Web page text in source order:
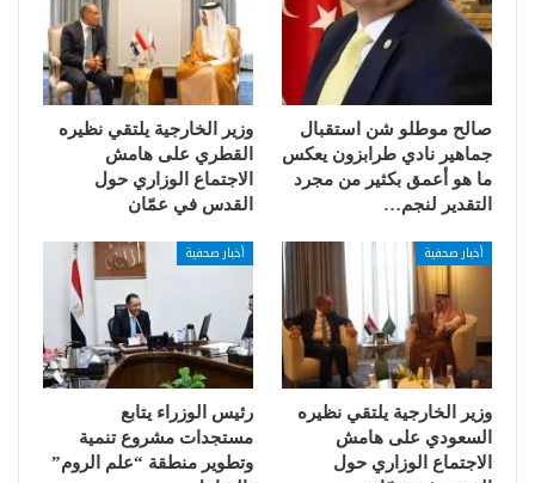
صالح موطلو شن استقبال
جماهير نادي طرابزون يعكس
ما هو أعمق بكثير من مجرد
التقدير لنجم…
وزير الخارجية يلتقي نظيره
القطري على هامش
الاجتماع الوزاري حول
القدس في عمّان
أخبار صحفية
وزير الخارجية يلتقي نظيره
السعودي على هامش
الاجتماع الوزاري حول
أخبار صحفية
رئيس الوزراء يتابع
مستجدات مشروع تنمية
وتطوير منطقة “علم الروم”